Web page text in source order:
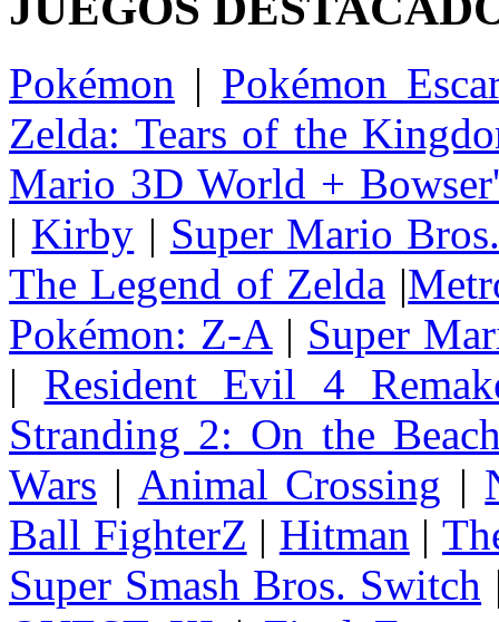
Pokémon | Pokémon
Zelda: Tears of the
Mario 3D World +
| Kirby | Super Mario
The Legend of Zelda |
Pokémon: Z-A | Super
| Resident Evil 4
Stranding 2: On the
Wars | Animal Crossing |
Ball FighterZ | Hitman |
Super Smash Bros. Switch